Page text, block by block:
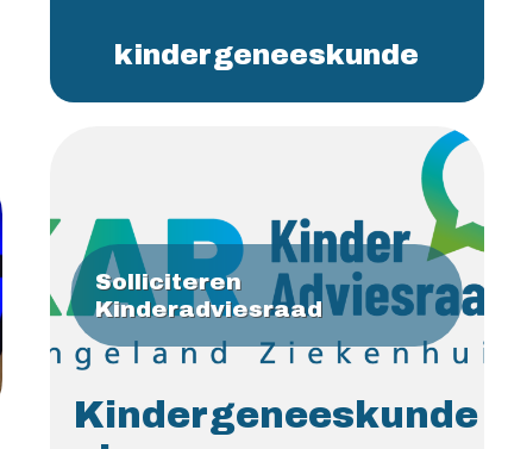
kindergeneeskunde
Solliciteren
Kinderadviesraad
Kindergeneeskunde